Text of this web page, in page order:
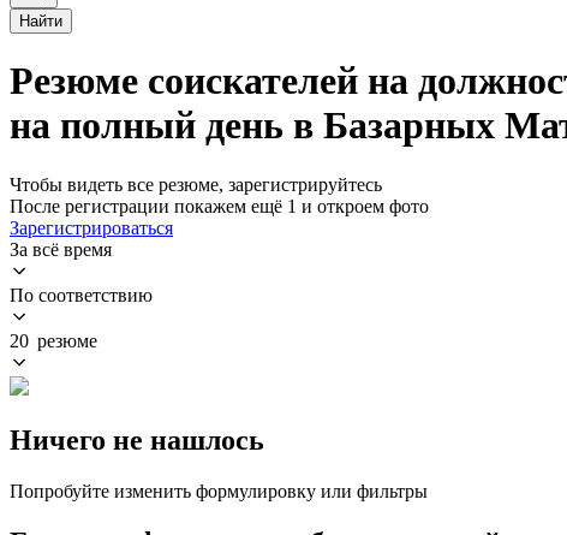
Найти
Резюме соискателей на
на полный день в Базарных
Чтобы видеть все резюме, зарегистрируйтесь
После регистрации покажем ещё 1 и откроем фото
Зарегистрироваться
За всё время
По соответствию
20 резюме
Ничего не нашлось
Попробуйте изменить формулировку или фильтры